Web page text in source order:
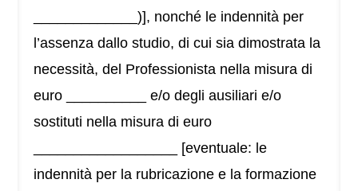
_____________)], nonché le indennità per
l’assenza dallo studio, di cui sia dimostrata la
necessità, del Professionista nella misura di
euro __________ e/o degli ausiliari e/o
sostituti nella misura di euro
__________________ [eventuale: le
indennità per la rubricazione e la formazione